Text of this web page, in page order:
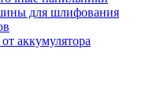
для шлифования
аккумулятора